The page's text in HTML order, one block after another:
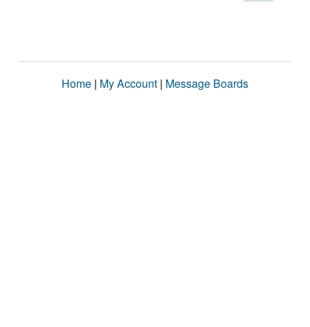
Home | My Account | Message Boards